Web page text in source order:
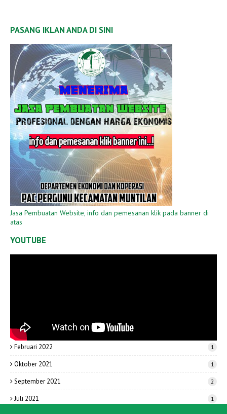
PASANG IKLAN ANDA DI SINI
Jasa Pembuatan Website, info dan pemesanan klik pada banner di
atas
YOUTUBE
Februari 2022 1
Oktober 2021 1
September 2021 2
Juli 2021 1